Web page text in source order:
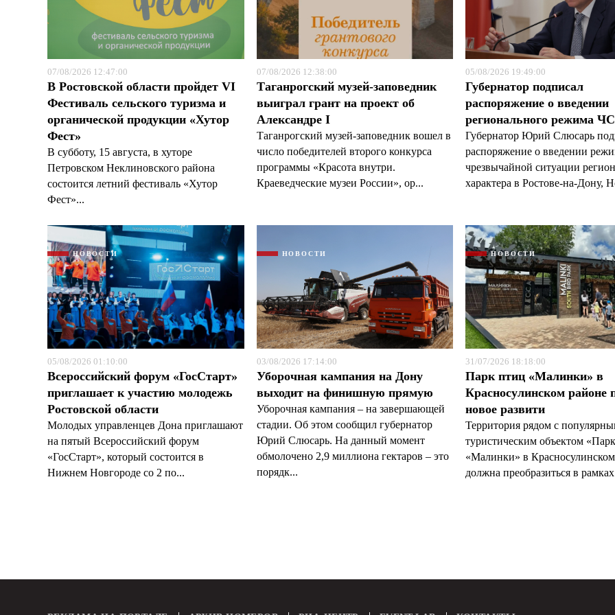
07/08/2026 12:47:00
В Ростовской области пройдет VI
Фестиваль сельского туризма и
органической продукции «Хутор
Фест»
В субботу, 15 августа, в хуторе
Петровском Неклиновского района
состоится летний фестиваль «Хутор
Фест»...
07/08/2026 12:38:00
Таганрогский музей-заповедник
выиграл грант на проект об
Александре I
Таганрогский музей-заповедник вошел в
число победителей второго конкурса
программы «Красота внутри.
Краеведческие музеи России», ор...
05/08/2026 19:49:00
Губернатор подписал
распоряжение о введении
регионального режима ЧС
Губернатор Юрий Слюсарь
распоряжение о введении
чрезвычайной ситуации
характера в Ростове-на-Дону,
НОВОСТИ
05/08/2026 01:10:00
Всероссийский форум «ГосСтарт»
приглашает к участию молодежь
Ростовской области
Молодых управленцев Дона приглашают
на пятый Всероссийский форум
«ГосСтарт», который состоится в
Нижнем Новгороде со 2 по...
НОВОСТИ
03/08/2026 17:14:00
Уборочная кампания на Дону
выходит на финишную прямую
Уборочная кампания – на завершающей
стадии. Об этом сообщил губернатор
Юрий Слюсарь. На данный момент
обмолочено 2,9 миллиона гектаров – это
порядк...
НОВОСТИ
31/07/2026 18:18:00
Парк птиц «Малинки» в
Красносулинском районе
новое развити
Территория рядом с
туристическим объектом
«Малинки» в
должна преобразиться в